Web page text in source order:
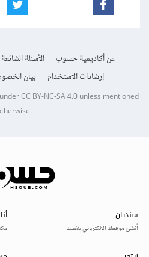
عن أكاديمية حسوب الأسئلة الشائعة
إرشادات الاستخدام
بيان
underCC BY-NC-SA 4.0unless mentioned
otherwise.